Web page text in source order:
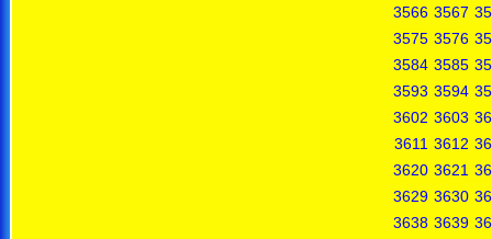
3566 3567
3575 3576
3584 3585
3593 3594
3602 3603
3611 3612
3620 3621
3629 3630
3638 3639